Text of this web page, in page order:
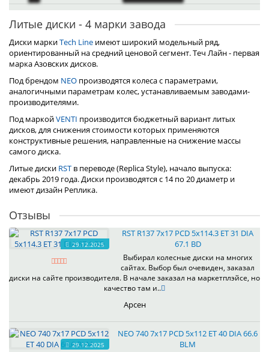
Литые диски - 4 марки завода
Диски маркиTech Line имеют широкий модельный ряд,
ориентированный на средний ценовой сегмент. Теч Лайн - первая
марка Азовских дисков.
Под брендом NEO производятся колеса с параметрами,
аналогичными параметрам колес, устанавливаемым заводами-
производителями.
Под маркойVENTI производится бюджетный вариант литых
дисков, для снижения стоимости которых применяются
конструктивные решения, направленные на снижение массы
самого диска.
Литые диски RST в переводе (Replica Style), начало выпуска:
декабрь 2019 года. Диски производятся с 14 по 20 диаметр и
имеют дизайн Реплика.
Отзывы
29.12.2025
RST R137 7x17 PCD 5x114.3 ET 31 DIA
67.1 BD
Выбирал колесные диски на многих
сайтах. Выбор был очевиден, заказал
диски на сайте производителя. В начале заказал на маркетплэйсе, но
качество там и..
Арсен
29.12.2025
NEO 740 7x17 PCD 5x112 ET 40 DIA 66.6
BLM